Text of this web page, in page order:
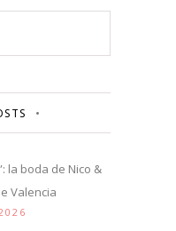
la boda de Nico &
Valencia